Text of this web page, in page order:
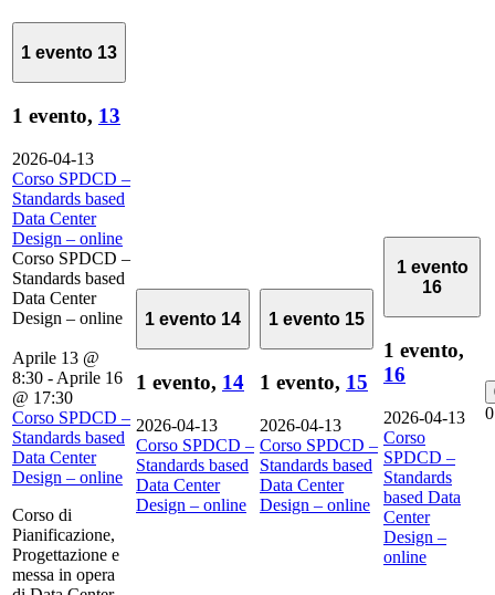
1 evento 13
1 evento, 13
2026-04-13
Corso SPDCD –
Standards based
Data Center
Design – online
Corso SPDCD –
Standards based
Data Center
Design – online
Aprile 13 @
8:30 - Aprile 16
@ 17:30
Corso SPDCD –
Standards based
Data Center
Design – online
Corso di
Pianificazione,
Progettazione e
messa in opera
1 evento 14
1 evento, 14
2026-04-13
Corso SPDCD –
Standards based
Data Center
Design – online
1 evento 15
1 evento, 15
2026-04-13
Corso SPDCD –
Standards based
Data Center
Design – online
1 evento
16
1 evento,
16
2026-04-13
Corso
SPDCD –
Standards
based Data
Center
Design –
online